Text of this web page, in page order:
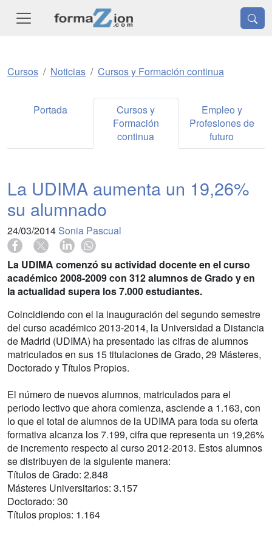
Cursos Noticias Cursos y Formación continua
Portada
Cursos y
Formación
continua
Empleo y
Profesiones de
futuro
La UDIMA aumenta un 19,26%
su alumnado
24/03/2014 Sonia Pascual
La UDIMA comenzó su actividad docente en el curso
académico 2008-2009 con 312 alumnos de Grado y en
la actualidad supera los 7.000 estudiantes.
Coincidiendo con el la inauguración del segundo semestre
del curso académico 2013-2014, la Universidad a Distancia
de Madrid (UDIMA) ha presentado las cifras de alumnos
matriculados en sus 15 titulaciones de Grado, 29 Másteres,
Doctorado y Títulos Propios.
El número de nuevos alumnos, matriculados para el
periodo lectivo que ahora comienza, asciende a 1.163, con
lo que el total de alumnos de la UDIMA para toda su oferta
formativa alcanza los 7.199, cifra que representa un 19,26%
de incremento respecto al curso 2012-2013. Estos alumnos
se distribuyen de la siguiente manera:
Títulos de Grado: 2.848
Másteres Universitarios: 3.157
Doctorado: 30
Títulos propios: 1.164